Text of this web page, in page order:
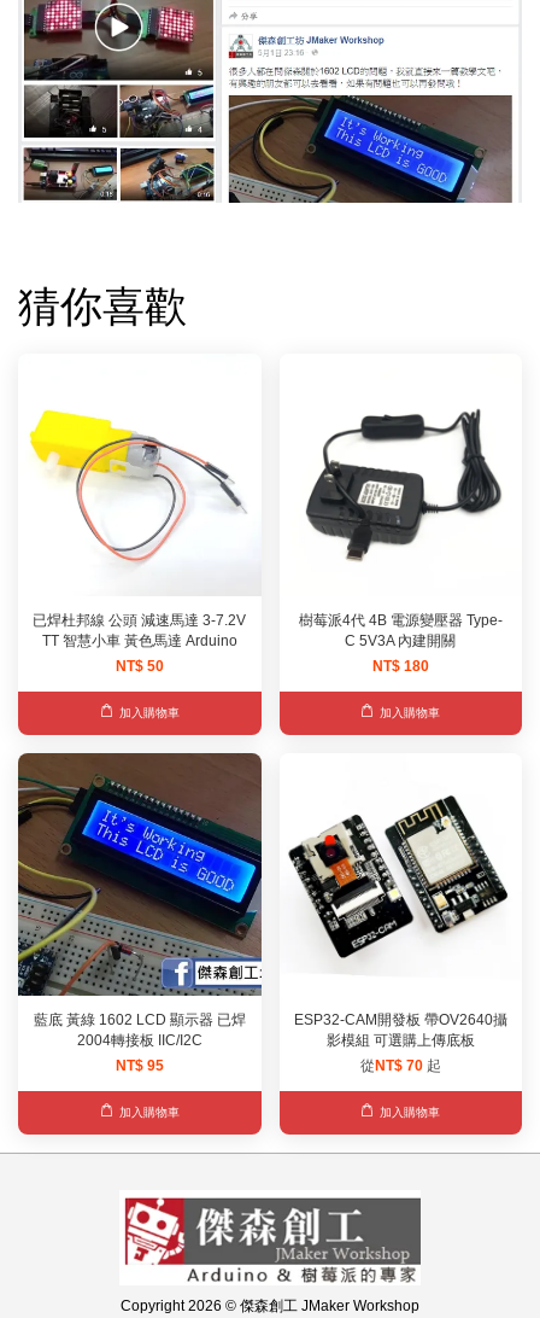
猜你喜歡
已焊杜邦線 公頭 減速馬達 3-7.2V
TT 智慧小車 黃色馬達 Arduino
NT$ 50
加入購物車
樹莓派4代 4B 電源變壓器 Type-
C 5V3A 內建開關
NT$ 180
加入購物車
藍底 黃綠 1602 LCD 顯示器 已焊
2004轉接板 IIC/I2C
NT$ 95
加入購物車
ESP32-CAM開發板 帶OV2640攝
影模組 可選購上傳底板
從NT$ 70 起
加入購物車
Copyright 2026 © 傑森創工 JMaker Workshop